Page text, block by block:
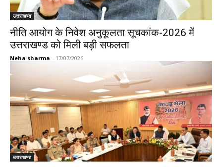
उत्तराखण्ड
नीति आयोग के निवेश अनुकूलता सूचकांक-2026 में
उत्तराखण्ड को मिली बड़ी सफलता
Neha sharma - 17/07/2026
उत्तराखण्ड